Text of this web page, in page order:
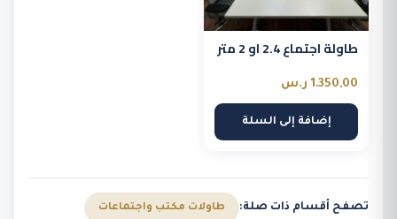
طاولة اجتماع 2.4 او 2 متر
1.350,00 ر.س
إضافة إلى السلة
تصفح أقسام ذات صلة: طاولات مكتب واجتماعات